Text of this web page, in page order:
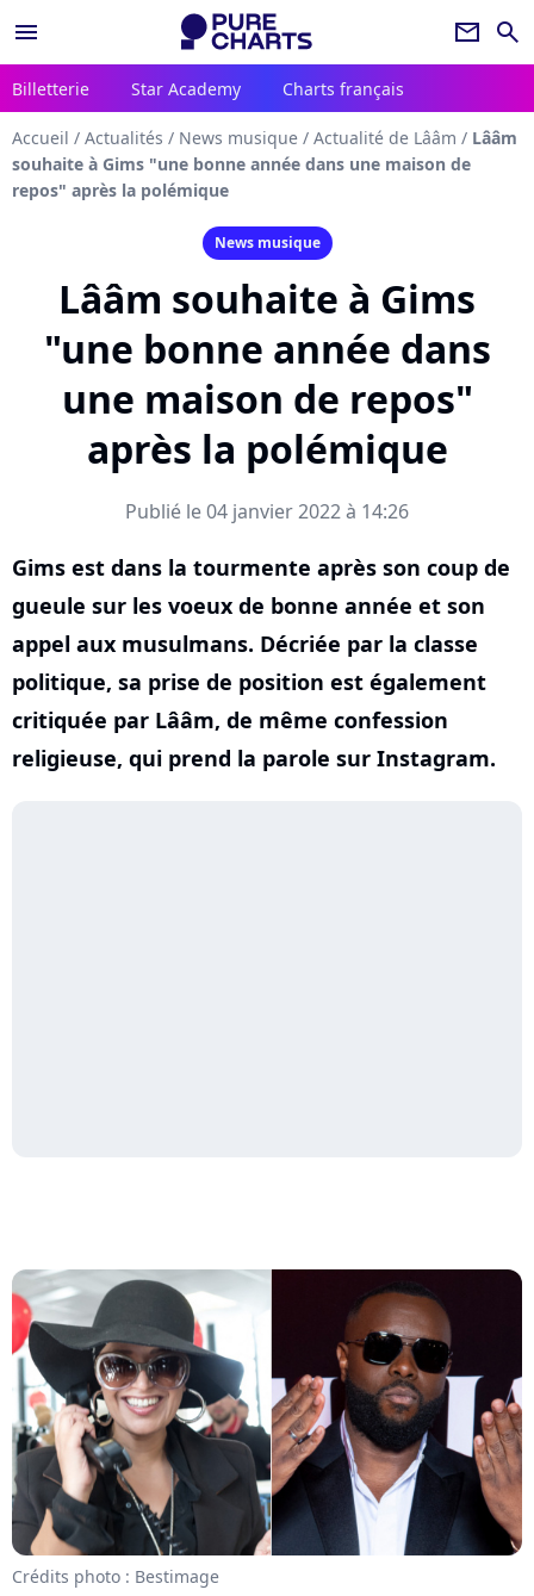
menu newsletter search
Billetterie Star Academy Charts français
Accueil / Actualités / News musique / Actualité de Lââm / Lââm
souhaite à Gims "une bonne année dans une maison de
repos" après la polémique
News musique
Lââm souhaite à Gims
"une bonne année dans
une maison de repos"
après la polémique
Publié le 04 janvier 2022 à 14:26
Gims est dans la tourmente après son coup de
gueule sur les voeux de bonne année et son
appel aux musulmans. Décriée par la classe
politique, sa prise de position est également
critiquée par Lââm, de même confession
religieuse, qui prend la parole sur Instagram.
Crédits photo : Bestimage